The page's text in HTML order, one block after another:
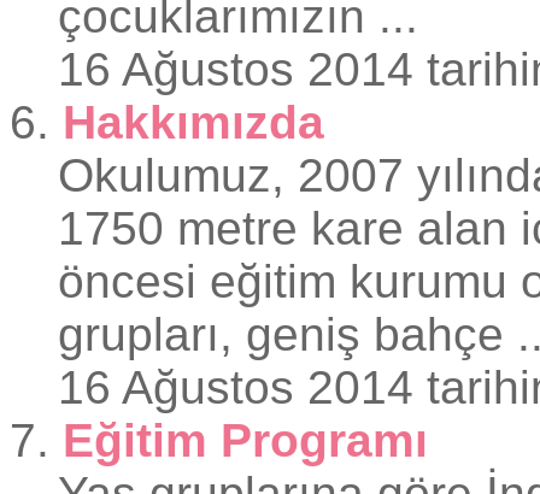
çocuklarımızın ...
16 Ağustos 2014
6. Hakkımızda
Okulumuz, 2007
1750 metre kare alan
öncesi eğitim kurumu
grupları, geniş bahçe
16 Ağustos 2014
7. Eğitim Programı